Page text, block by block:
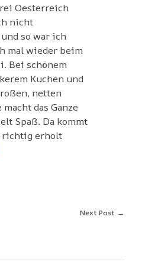
Oesterreich
nicht
so war ich
mal wieder beim
Bei schönem
Kuchen und
netten
das Ganze
Spaß. Da kommt
richtig erholt
Next Post